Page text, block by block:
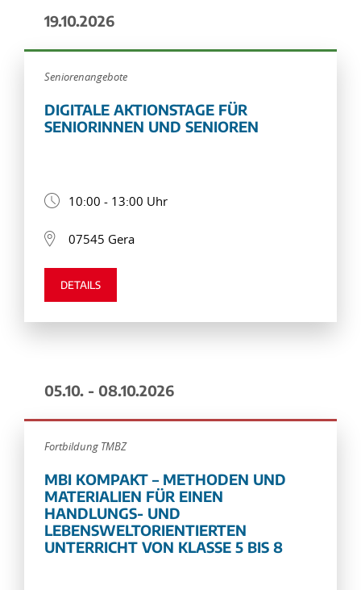
19.10.2026
Seniorenangebote
DIGITALE AKTIONSTAGE FÜR
SENIORINNEN UND SENIOREN
10:00 - 13:00 Uhr
07545 Gera
DETAILS
05.10. - 08.10.2026
Fortbildung TMBZ
MBI KOMPAKT – METHODEN UND
MATERIALIEN FÜR EINEN
HANDLUNGS- UND
LEBENSWELTORIENTIERTEN
UNTERRICHT VON KLASSE 5 BIS 8